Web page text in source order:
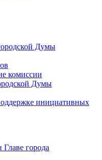
Думы
комиссии
Думы
инициативных
города